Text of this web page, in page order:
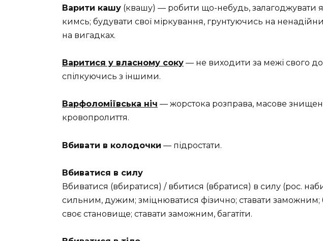
Варити кашу (квашу) — робити що-небудь, залагоджувати
кимсь; будувати свої міркування, грунтуючись на
на вигадках.
Варитися у власному соку — не виходити за межі свого
спілкуючись з іншими.
Варфоломіївська ніч — жорстока розправа, масове
кровопролиття.
Вбивати в колодочки — підростати.
Вбиватися в силу
Вбиватися (вбиратися) / вбитися (вбратися) в силу (рос.
сильним, дужим; зміцнюватися фізично; ставати заможним;
своє становище; ставати заможним, багатіти.